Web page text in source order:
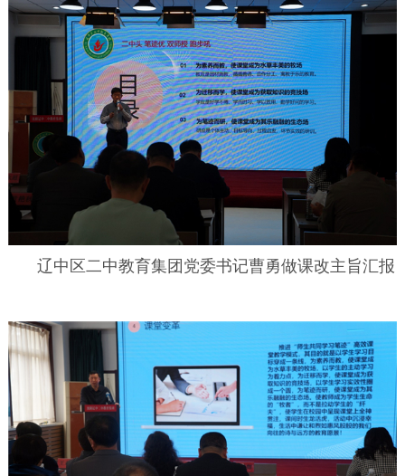
辽中区二中教育集团党委书记曹勇做课改主旨汇报